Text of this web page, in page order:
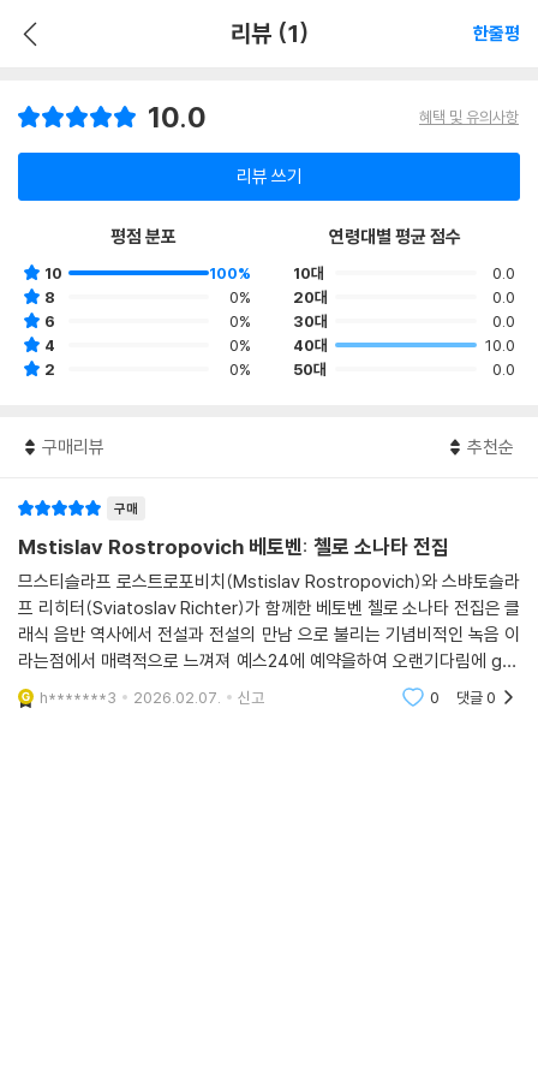
리뷰 (1) 한줄평
10.0 혜택 및 유의사항
리뷰 쓰기
평점 분포
10
100%
8
0%
6
0%
4
0%
2
0%
연령대별 평균 점수
10대
0.0
20대
0.0
30대
0.0
40대
10.0
50대
0.0
구매리뷰 추천순
구매
Mstislav Rostropovich 베토벤: 첼로 소나타 전집
므스티슬라프 로스트로포비치(Mstislav Rostropovich)와 스뱌토슬라
프 리히터(Sviatoslav Richter)가 함께한 베토벤 첼로 소나타 전집은 클
래식 음반 역사에서 전설과 전설의 만남 으로 불리는 기념비적인 녹음 이
라는점에서 매력적으로 느껴져 예스24에 예약을하여 오랜기다림에 get
할 수 있었습니다. 기존에 Lp로 베토벤 소나타 바이올린 을 잘듣고 있었는
데 묵직한 첼로도 궁금해서 들
h*******3 2026.02.07. 신고 0 댓글0